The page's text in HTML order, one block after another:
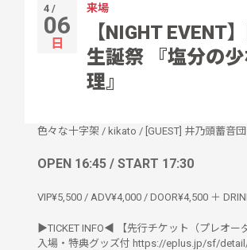
4 /
06
日
来場
【NIGHT EVENT
生誕祭 『塩分の
理』
色々な十字架 / kikato / [GUEST] 井乃頭蓄音団
OPEN 16:45 / START 17:30
VIP¥5,500 / ADV¥4,000 / DOOR¥4,500 ＋
▶︎TICKET INFO◀︎ 【先行チケット（プレオ
入場・特典グッズ付 https://eplus.jp/sf/